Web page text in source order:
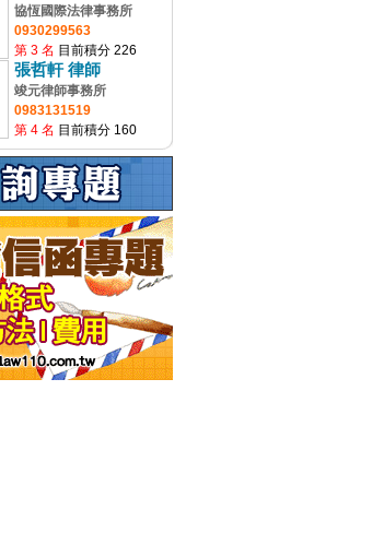
協恆國際法律事務所
0930299563
第 3 名 目前積分 226
張哲軒 律師
竣元律師事務所
0983131519
第 4 名 目前積分 160